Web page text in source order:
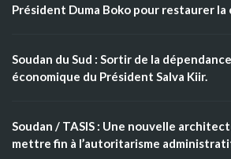
Président Duma Boko pour restaurer la
Soudan du Sud : Sortir de la
économique du Président Salva Kiir.
Soudan / TASIS : Une nouvelle
mettre fin à l’autoritarisme